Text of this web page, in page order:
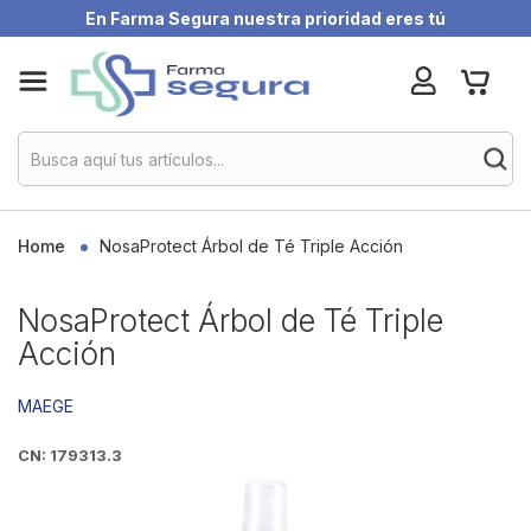
En Farma Segura nuestra prioridad eres tú
to
Content
My
Home NosaProtect Árbol de Té Triple Acción
NosaProtect Árbol de Té Triple
Acción
MAEGE
CN: 179313.3